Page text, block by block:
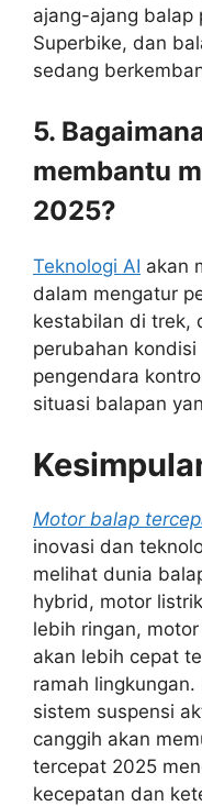
ajang-ajang balap
Superbike, dan
sedang
5.
membantu
2025?
Teknologi AI akan
dalam mengatur
kestabilan di trek,
perubahan
pengendara
situasi balapan
Motor balap
inovasi dan
melihat dunia
hybrid, motor
lebih ringan,
akan lebih cepat
ramah lingkungan.
sistem suspensi
canggih akan
tercepat 2025
kecepatan dan